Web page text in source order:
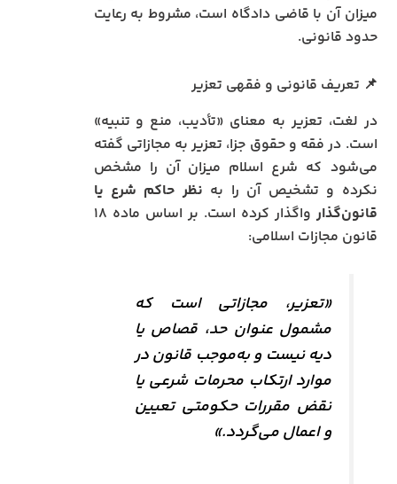
میزان آن با قاضی دادگاه است، مشروط به رعایت
حدود قانونی.
📌 تعریف قانونی و فقهی تعزیر
در لغت، تعزیر به معنای «تأدیب، منع و تنبیه»
است. در فقه و حقوق جزا، تعزیر به مجازاتی گفته
می‌شود که شرع اسلام میزان آن را مشخص
نکرده و تشخیص آن را به نظر حاکم شرع یا
قانون‌گذار
واگذار کرده است. بر اساس ماده ۱۸
قانون مجازات اسلامی:
«تعزیر، مجازاتی است که
مشمول عنوان حد، قصاص یا
دیه نیست و به‌موجب قانون در
موارد ارتکاب محرمات شرعی یا
نقض مقررات حکومتی تعیین
و اعمال می‌گردد.»